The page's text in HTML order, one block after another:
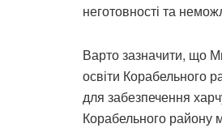
неготовності та
Варто зазначити, що
освіти Корабельного
для забезпечення
Корабельного району